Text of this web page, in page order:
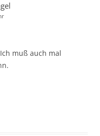
muß auch mal